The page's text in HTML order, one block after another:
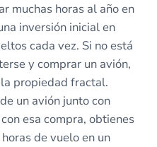
muchas horas al año en
inversión inicial en
cada vez. Si no está
y comprar un avión,
propiedad fractal.
un avión junto con
esa compra, obtienes
de vuelo en un